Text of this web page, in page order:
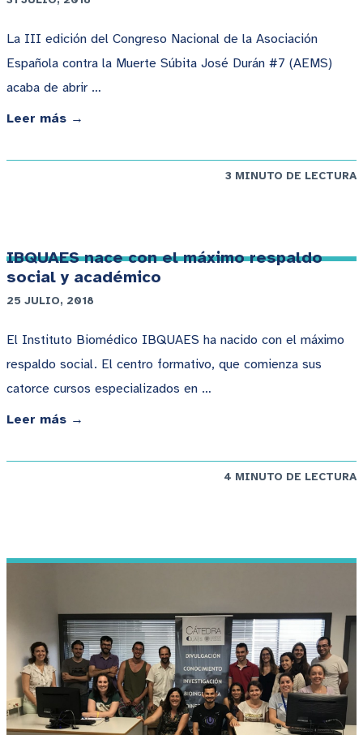
La III edición del Congreso Nacional de la Asociación
Española contra la Muerte Súbita José Durán #7 (AEMS)
acaba de abrir …
Leer más →
3 MINUTO DE LECTURA
IBQUAES nace con el máximo respaldo
social y académico
25 JULIO, 2018
El Instituto Biomédico IBQUAES ha nacido con el máximo
respaldo social. El centro formativo, que comienza sus
catorce cursos especializados en …
Leer más →
4 MINUTO DE LECTURA